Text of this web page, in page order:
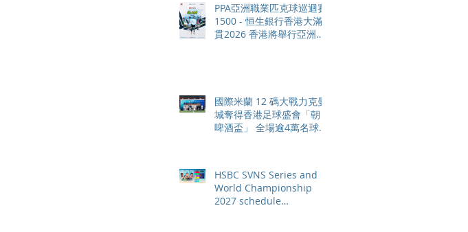
PPA亞洲職業匹克球巡迴賽
1500 - 恒生銀行香港大滿
貫2026 香港將舉行亞洲首
國際米蘭 12 碼大戰力克曼
城奪得香港足球盛會「朝日
啤酒盃」 全場逾4萬名球迷
HSBC SVNS Series and
World Championship
2027 schedule